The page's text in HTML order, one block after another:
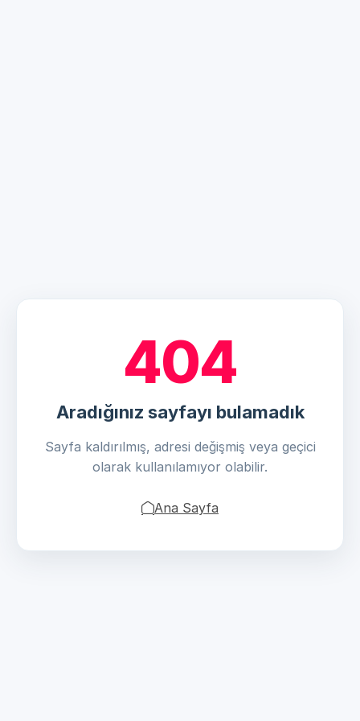
404
Aradığınız sayfayı bulamadık
Sayfa kaldırılmış, adresi değişmiş veya geçici
olarak kullanılamıyor olabilir.
Ana Sayfa